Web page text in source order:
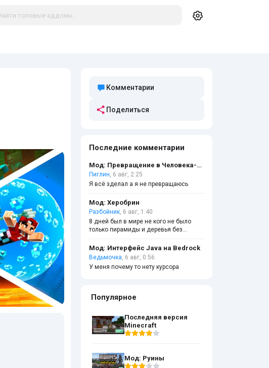
Комментарии
Поделиться
Последние комментарии
Мод: Превращение в Человека-бензопилу
Пиглин, 6 авг, 2:25
Я всё зделал а я не превращаюсь
Мод: Херобрин
Разбойник, 6 авг, 1:40
8 дней был в мире не кого не было
только пирамиды и деревья без
Мод: Интерфейс Java на Bedrock
Ведьмочка, 6 авг, 0:56
У меня почему то нету курсора
Популярное
Последняя версия
Minecraft
Мод: Руины